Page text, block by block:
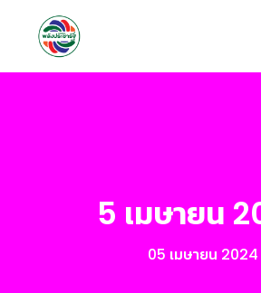
5 เมษายน
05 เมษายน 2024